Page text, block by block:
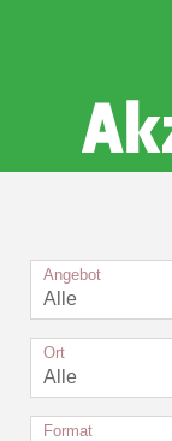
Sophia Care
Angebot
Alle
Ort
Alle
Format